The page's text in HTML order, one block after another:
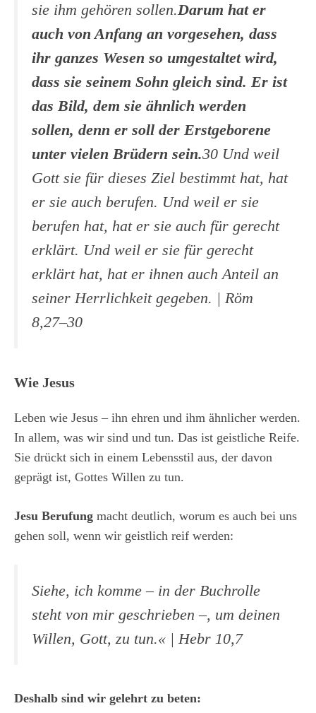
sie ihm gehören sollen.Darum hat er
auch von Anfang an vorgesehen, dass
ihr ganzes Wesen so umgestaltet wird,
dass sie seinem Sohn gleich sind. Er ist
das Bild, dem sie ähnlich werden
sollen, denn er soll der Erstgeborene
unter vielen Brüdern sein.30 Und weil
Gott sie für dieses Ziel bestimmt hat, hat
er sie auch berufen. Und weil er sie
berufen hat, hat er sie auch für gerecht
erklärt. Und weil er sie für gerecht
erklärt hat, hat er ihnen auch Anteil an
seiner Herrlichkeit gegeben. | Röm
8,27–30
Wie Jesus
Leben wie Jesus – ihn ehren und ihm ähnlicher werden.
In allem, was wir sind und tun. Das ist geistliche Reife.
Sie drückt sich in einem Lebensstil aus, der davon
geprägt ist, Gottes Willen zu tun.
Jesu Berufung macht deutlich, worum es auch bei uns
gehen soll, wenn wir geistlich reif werden:
Siehe, ich komme – in der Buchrolle
steht von mir geschrieben –, um deinen
Willen, Gott, zu tun.« | Hebr 10,7
Deshalb sind wir gelehrt zu beten: